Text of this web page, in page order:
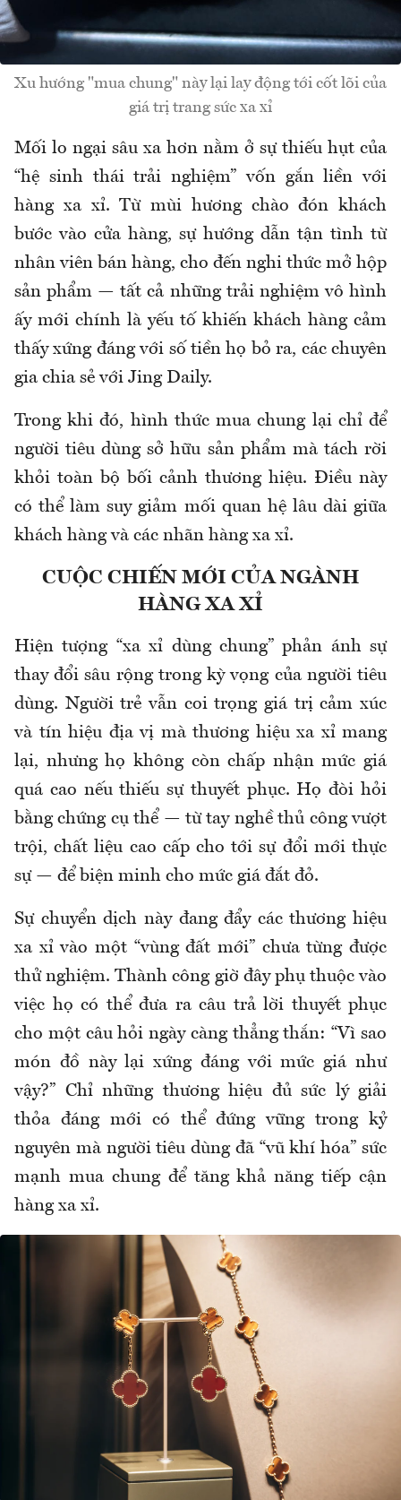
Xu hướng "mua chung" này lại lay động tới cốt lõi của
giá trị trang sức xa xỉ
Mối lo ngại sâu xa hơn nằm ở sự thiếu hụt của
“hệ sinh thái trải nghiệm” vốn gắn liền với
hàng xa xỉ. Từ mùi hương chào đón khách
bước vào cửa hàng, sự hướng dẫn tận tình từ
nhân viên bán hàng, cho đến nghi thức mở hộp
sản phẩm — tất cả những trải nghiệm vô hình
ấy mới chính là yếu tố khiến khách hàng cảm
thấy xứng đáng với số tiền họ bỏ ra, các chuyên
gia chia sẻ với Jing Daily.
Trong khi đó, hình thức mua chung lại chỉ để
người tiêu dùng sở hữu sản phẩm mà tách rời
khỏi toàn bộ bối cảnh thương hiệu. Điều này
có thể làm suy giảm mối quan hệ lâu dài giữa
khách hàng và các nhãn hàng xa xỉ.
CUỘC CHIẾN MỚI CỦA NGÀNH
HÀNG XA XỈ
Hiện tượng “xa xỉ dùng chung” phản ánh sự
thay đổi sâu rộng trong kỳ vọng của người tiêu
dùng. Người trẻ vẫn coi trọng giá trị cảm xúc
và tín hiệu địa vị mà thương hiệu xa xỉ mang
lại, nhưng họ không còn chấp nhận mức giá
quá cao nếu thiếu sự thuyết phục. Họ đòi hỏi
bằng chứng cụ thể — từ tay nghề thủ công vượt
trội, chất liệu cao cấp cho tới sự đổi mới thực
sự — để biện minh cho mức giá đắt đỏ.
Sự chuyển dịch này đang đẩy các thương hiệu
xa xỉ vào một “vùng đất mới” chưa từng được
thử nghiệm. Thành công giờ đây phụ thuộc vào
việc họ có thể đưa ra câu trả lời thuyết phục
cho một câu hỏi ngày càng thẳng thắn: “Vì sao
món đồ này lại xứng đáng với mức giá như
vậy?” Chỉ những thương hiệu đủ sức lý giải
thỏa đáng mới có thể đứng vững trong kỷ
nguyên mà người tiêu dùng đã “vũ khí hóa” sức
mạnh mua chung để tăng khả năng tiếp cận
hàng xa xỉ.